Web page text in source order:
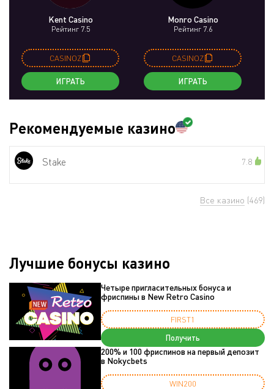
Kent Casino
Рейтинг 7.5
CASINOZ
ИГРАТЬ
Monro Casino
Рейтинг 7.6
CASINOZ
ИГРАТЬ
Рекомендуемые казино
Stake 7.8
Все казино (469)
Лучшие бонусы казино
Четыре пригласительных бонуса и
фриспины в New Retro Casino
FIRST1
Получить
200% и 100 фриспинов на первый депозит
в Nokycbets
WIN200